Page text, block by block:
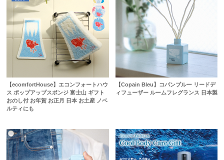
【ecomfortHouse】エコンフォートハウ
ス ポップアップスポンジ 富士山 ギフト
おのし付 お年賀 お正月 日本 お土産 ノベ
ルティにも
【Copain Bleu】コパンブルー リードデ
ィフューザー ルームフレグランス 日本製